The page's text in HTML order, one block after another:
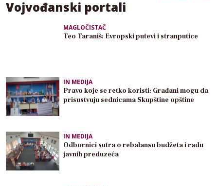
Vojvođanski portali
MAGLOČISTAČ
Teo Taraniš: Evropski putevi i stranputice
IN MEDIJA
Pravo koje se retko koristi: Građani mogu da
prisustvuju sednicama Skupštine opštine
IN MEDIJA
Odbornici sutra o rebalansu budžeta i radu
javnih preduzeća